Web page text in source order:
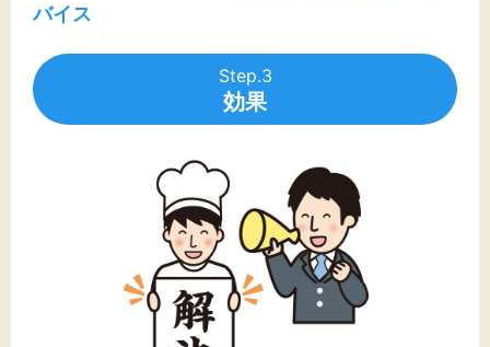
バイス
Step.3
効果